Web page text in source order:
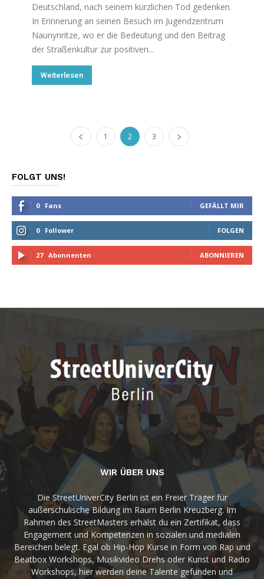
Deutschland, nach seinem kürzlichen Tod gedenken.
In Erinnerung an seinen Besuch im Jugendzentrum
Naunynritze, wo er die Bedeutung und den Beitrag
der Straßenkultur zur positiven...
Weiterlesen
1 2 3
FOLGT UNS!
0 Fans GEFÄLLT MIR
0 Follower FOLGEN
27 Abonnenten ABONNIEREN
WIR ÜBER UNS
Die StreetUniverCity Berlin ist ein Freier Träger für
außerschulische Bildung im Raum Berlin Kreuzberg. Im
Rahmen des StreetMasters erhälst du ein Zertifikat, dass
Engagement und Kompetenzen in sozialen und medialen
Bereichen belegt. Egal ob Hip-Hop Kurse in Form von Rap und
Beatbox Workshops, Musikvideo Drehs oder Kunst und Radio
Workshops, hier werden deine Talente gefunden und